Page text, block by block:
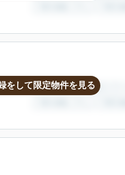
をして限定物件を見る